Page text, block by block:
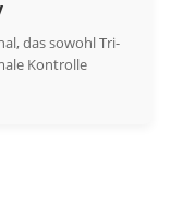
das sowohl Tri-
Kontrolle